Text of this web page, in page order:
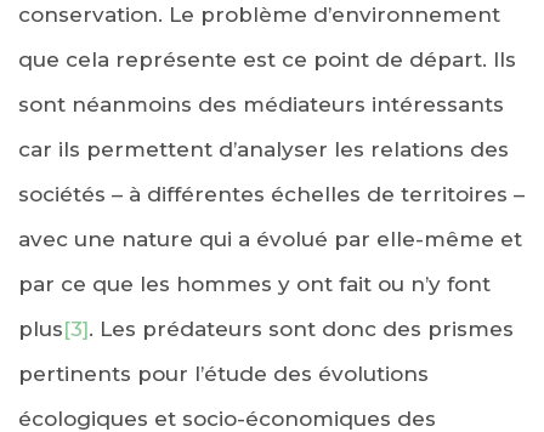
conservation. Le problème d’environnement
que cela représente est ce point de départ. Ils
sont néanmoins des médiateurs intéressants
car ils permettent d’analyser les relations des
sociétés – à différentes échelles de territoires –
avec une nature qui a évolué par elle-même et
par ce que les hommes y ont fait ou n’y font
plus[3]. Les prédateurs sont donc des prismes
pertinents pour l’étude des évolutions
écologiques et socio-économiques des